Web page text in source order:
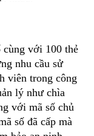
cùng với 100 thẻ
nhu cầu sử
viên trong công
lý như chìa
với mã số chủ
số đã cấp mà